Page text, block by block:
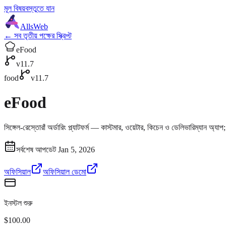
মূল বিষয়বস্তুতে যান
AllsWeb
← সব তৃতীয় পক্ষের স্ক্রিপ্ট
eFood
v11.7
food
v11.7
eFood
সিঙ্গেল-রেস্তোরাঁ অর্ডারিং প্ল্যাটফর্ম — কাস্টমার, ওয়েটার, কিচেন ও ডেলিভারিম্যান অ্যাপ;
সর্বশেষ আপডেট Jan 5, 2026
অফিসিয়াল অফিসিয়াল ডেমো
ইনস্টল শুরু
$100.00